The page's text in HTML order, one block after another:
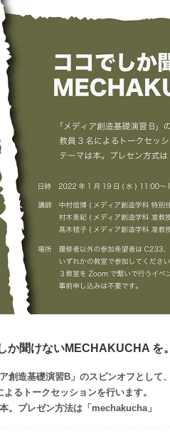
か聞けないMECHAKUCHA を。
ア創造基礎演習B」のスピンオフとして、
よるトークセッションを行います。
。プレゼン方法は「mechakucha」